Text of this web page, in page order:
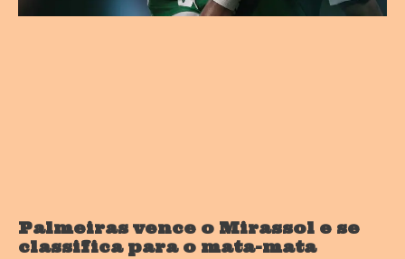
Palmeiras vence o Mirassol e se
classifica para o mata-mata